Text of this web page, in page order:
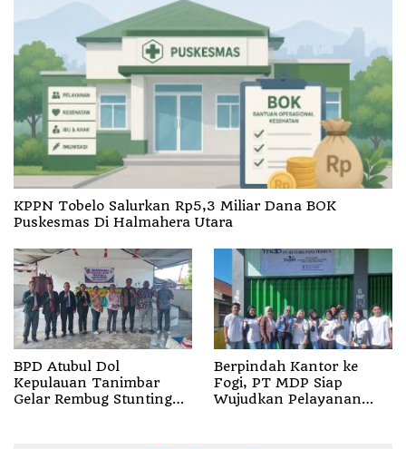
KPPN Tobelo Salurkan Rp5,3 Miliar Dana BOK
Puskesmas Di Halmahera Utara
BPD Atubul Dol
Kepulauan Tanimbar
Gelar Rembug Stunting
Berpindah Kantor ke
Fogi, PT MDP Siap
Wujudkan Pelayanan